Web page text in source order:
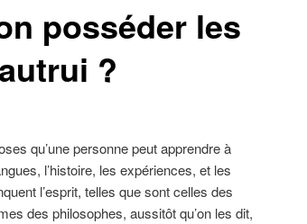
posséder les
?
qu’une personne peut apprendre à
l’histoire, les expériences, et les
l’esprit, telles que sont celles des
des philosophes, aussitôt qu’on les dit,